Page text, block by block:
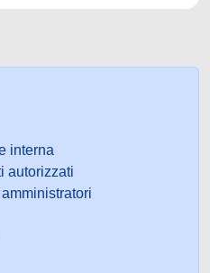
interna
autorizzati